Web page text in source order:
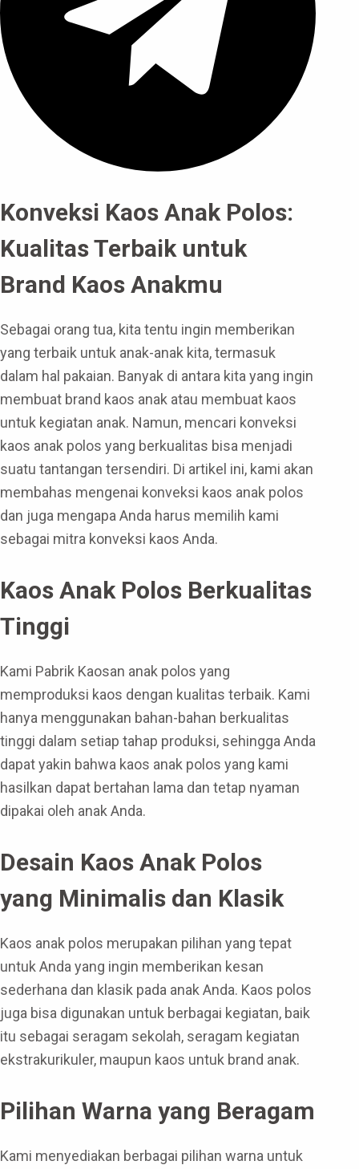
Konveksi Kaos Anak Polos:
Kualitas Terbaik untuk
Brand Kaos Anakmu
Sebagai orang tua, kita tentu ingin memberikan
yang terbaik untuk anak-anak kita, termasuk
dalam hal pakaian. Banyak di antara kita yang ingin
membuat brand kaos anak atau membuat kaos
untuk kegiatan anak. Namun, mencari konveksi
kaos anak polos yang berkualitas bisa menjadi
suatu tantangan tersendiri. Di artikel ini, kami akan
membahas mengenai konveksi kaos anak polos
dan juga mengapa Anda harus memilih kami
sebagai mitra konveksi kaos Anda.
Kaos Anak Polos Berkualitas
Tinggi
Kami Pabrik Kaosan anak polos yang
memproduksi kaos dengan kualitas terbaik. Kami
hanya menggunakan bahan-bahan berkualitas
tinggi dalam setiap tahap produksi, sehingga Anda
dapat yakin bahwa kaos anak polos yang kami
hasilkan dapat bertahan lama dan tetap nyaman
dipakai oleh anak Anda.
Desain Kaos Anak Polos
yang Minimalis dan Klasik
Kaos anak polos merupakan pilihan yang tepat
untuk Anda yang ingin memberikan kesan
sederhana dan klasik pada anak Anda. Kaos polos
juga bisa digunakan untuk berbagai kegiatan, baik
itu sebagai seragam sekolah, seragam kegiatan
ekstrakurikuler, maupun kaos untuk brand anak.
Pilihan Warna yang Beragam
Kami menyediakan berbagai pilihan warna untuk